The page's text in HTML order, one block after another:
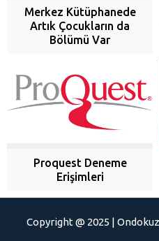
Merkez Kütüphanede
Artık Çocukların da
Bölümü Var
Proquest Deneme
Erişimleri
Copyright @ 2025 |